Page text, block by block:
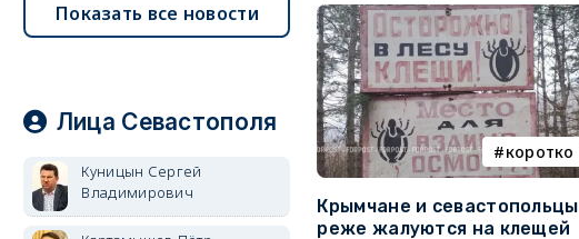
коротко
Крымчане и севастопольцы
реже жалуются на клещей
Показать все новости
Лица Севастополя
Куницын Сергей
Владимирович